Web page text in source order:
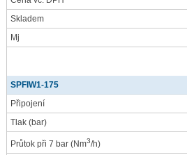
Skladem
Mj
SPFIW1-175
Připojení
Tlak (bar)
Průtok při 7 bar (Nm3/h)